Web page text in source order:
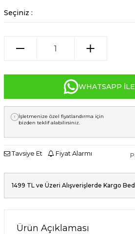
Seçiniz :
WHATSAPP
İşletmenize özel fiyatlandırma için
bizden teklif alabilirsiniz.
Tavsiye Et Fiyat Alarmı
1499 TL ve Üzeri Alışverişlerde Kargo
Ürün Açıklaması